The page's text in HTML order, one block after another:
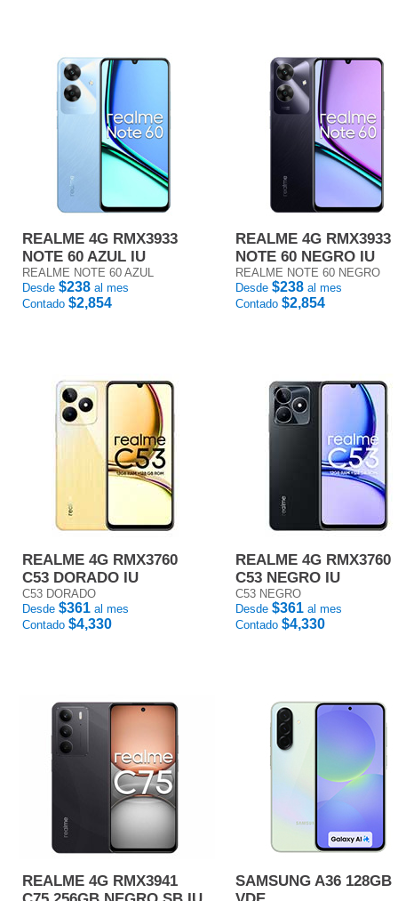
REALME 4G RMX3933
NOTE 60 AZUL IU
REALME NOTE 60 AZUL
Desde $238 al mes
Contado $2,854
REALME 4G RMX3933
NOTE 60 NEGRO IU
REALME NOTE 60 NEGRO
Desde $238 al mes
Contado $2,854
REALME 4G RMX3760
C53 DORADO IU
C53 DORADO
Desde $361 al mes
Contado $4,330
REALME 4G RMX3760
C53 NEGRO IU
C53 NEGRO
Desde $361 al mes
Contado $4,330
REALME 4G RMX3941
SAMSUNG A36 128GB